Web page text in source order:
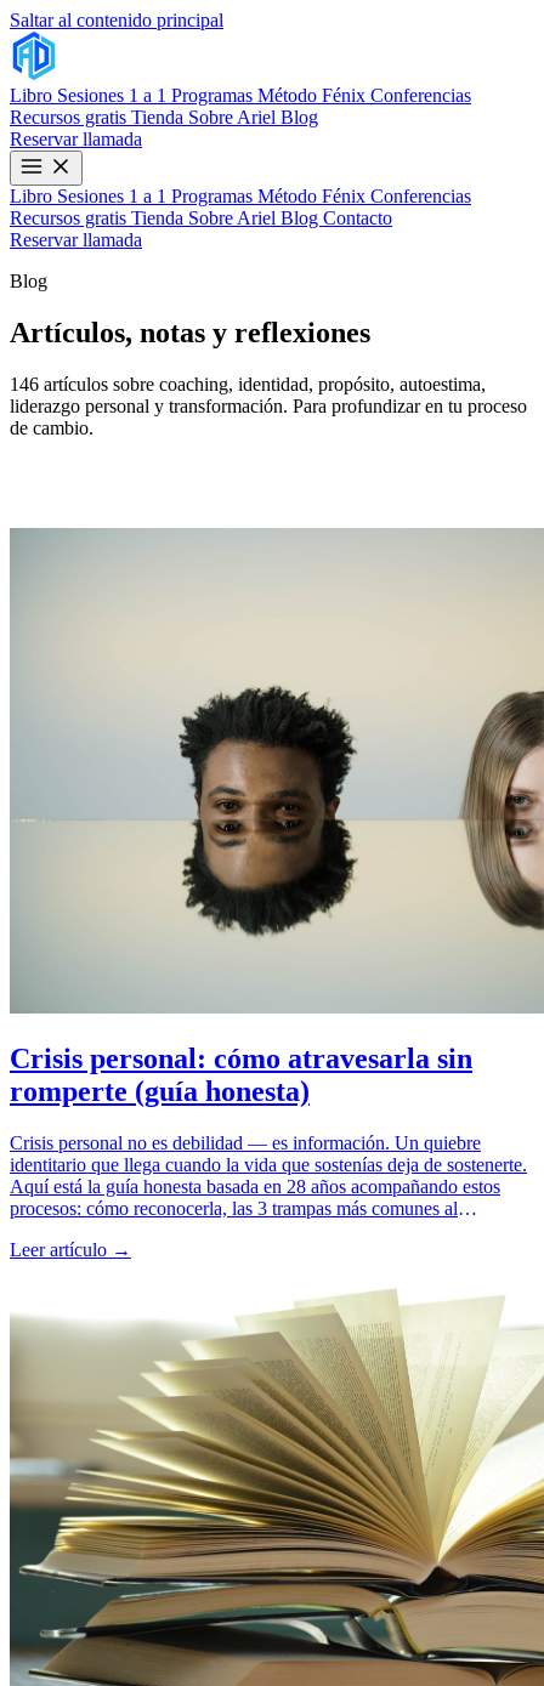
Saltar al contenido principal
Libro Sesiones 1 a 1 Programas Método Fénix Conferencias
Recursos gratis Tienda Sobre Ariel Blog
Reservar llamada
Libro Sesiones 1 a 1 Programas Método Fénix Conferencias
Recursos gratis Tienda Sobre Ariel Blog Contacto
Reservar llamada
Blog
Artículos, notas y reflexiones
146 artículos sobre coaching, identidad, propósito, autoestima,
liderazgo personal y transformación. Para profundizar en tu proceso
de cambio.
Crisis personal: cómo atravesarla sin
romperte (guía honesta)
Crisis personal no es debilidad — es información. Un quiebre
identitario que llega cuando la vida que sostenías deja de sostenerte.
Aquí está la guía honesta basada en 28 años acompañando estos
procesos: cómo reconocerla, las 3 trampas más comunes al
atrapado.
Leer artículo →